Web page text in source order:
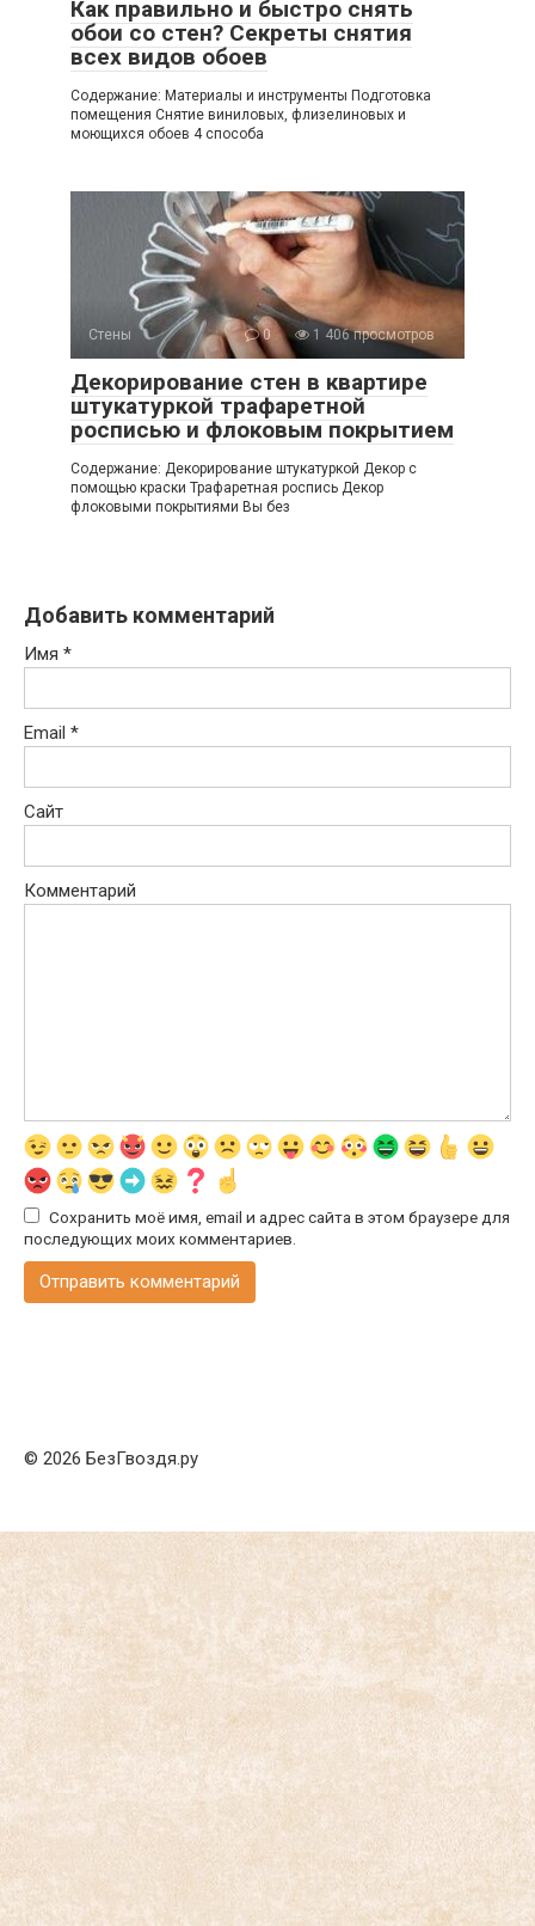
Как правильно и быстро снять
обои со стен? Секреты снятия
всех видов обоев
Содержание: Материалы и инструменты Подготовка
помещения Снятие виниловых, флизелиновых и
моющихся обоев 4 способа
Стены 0 1 406 просмотров
Декорирование стен в квартире
штукатуркой трафаретной
росписью и флоковым покрытием
Содержание: Декорирование штукатуркой Декор с
помощью краски Трафаретная роспись Декор
флоковыми покрытиями Вы без
Добавить комментарий
Имя *
Email *
Сайт
Комментарий
Сохранить моё имя, email и адрес сайта в этом браузере для
последующих моих комментариев.
© 2026 БезГвоздя.ру